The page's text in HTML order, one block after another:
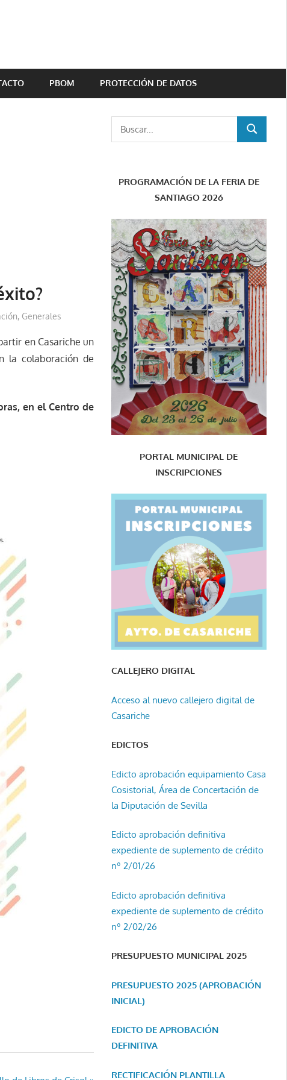
PBOM PROTECCIÓN DE DATOS
, Generales
en Casariche un
la colaboración de
en el Centro de
BUSCAR
PROGRAMACIÓN DE LA FERIA DE
SANTIAGO 2026
PORTAL MUNICIPAL DE
INSCRIPCIONES
CALLEJERO DIGITAL
Acceso al nuevo callejero digital de
Casariche
EDICTOS
Edicto aprobación equipamiento Casa
Cosistorial, Área de Concertación de
la Diputación de Sevilla
Edicto aprobación definitiva
expediente de suplemento de crédito
nº 2/01/26
Edicto aprobación definitiva
expediente de suplemento de crédito
nº 2/02/26
PRESUPUESTO MUNICIPAL 2025
PRESUPUESTO 2025 (APROBACIÓN
INICIAL)
EDICTO DE APROBACIÓN
DEFINITIVA
RECTIFICACIÓN PLANTILLA